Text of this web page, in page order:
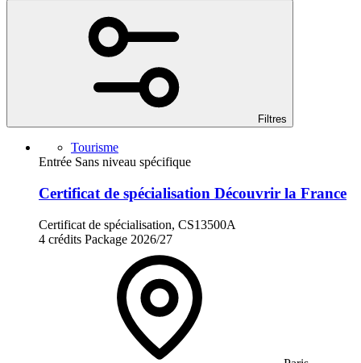
Filtres
Tourisme
Entrée Sans niveau spécifique
Certificat de spécialisation Découvrir la France
Certificat de spécialisation, CS13500A
4 crédits Package 2026/27